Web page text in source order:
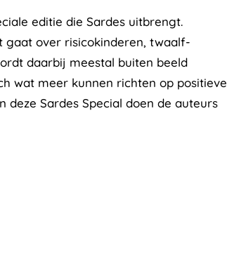
editie die Sardes uitbrengt.
gaat over risicokinderen, twaalf-
daarbij meestal buiten beeld
wat meer kunnen richten op positieve
Sardes Special doen de auteurs